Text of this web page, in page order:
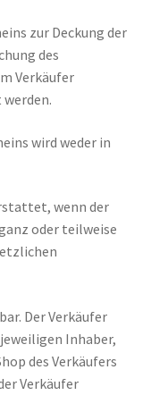
zur Deckung der
des
Verkäufer
wird weder in
wenn der
oder teilweise
Der Verkäufer
Inhaber,
des Verkäufers
Verkäufer